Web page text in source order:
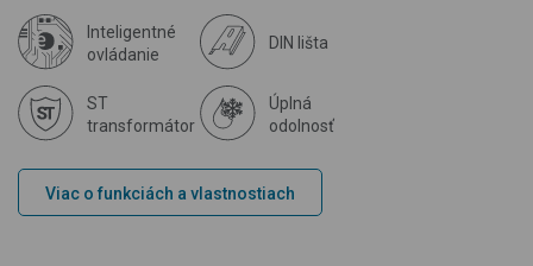
Inteligentné
ovládanie
DIN lišta
ST
transformátor
Úplná
odolnosť
Viac o funkciách a vlastnostiach